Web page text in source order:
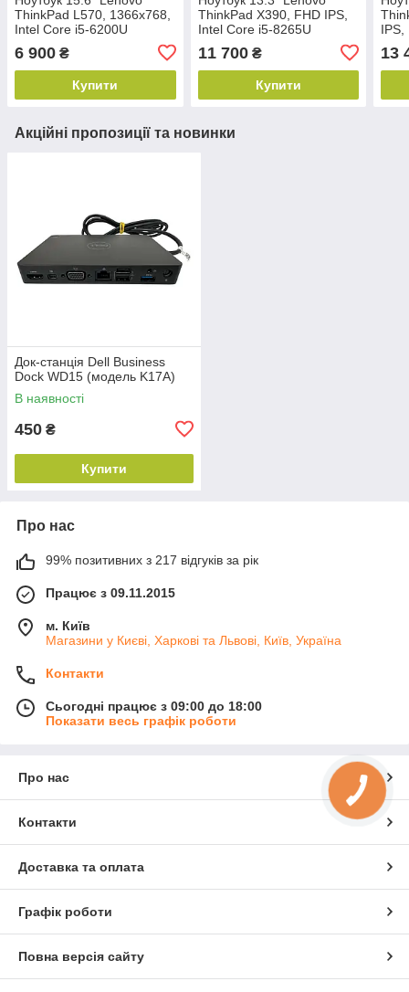
ThinkPad L570, 1366x768,
Intel Core i5-6200U
2.8GHz, DDR4 8ГБ, SSD
120ГБ, Win10 Pro
6 900 ₴
Купити
ThinkPad X390, FHD IPS,
Intel Core i5-8265U
NVME 128ГБ, Win10 Pro
11 700₴
Купити
IPS,
13
Акційні пропозиції та новинки
Док-станція Dell Business
Dock WD15 (модель K17A)
В наявності
450 ₴
Купити
Про нас
99% позитивних з 217 відгуків за рік
Працює з 09.11.2015
м. Київ
Магазини у Києві, Харкові та Львові, Київ, Україна
Контакти
Сьогодні працює з 09:00 до 18:00
Показати весь графік роботи
Про нас
Контакти
Доставка та оплата
Графік роботи
Повна версія сайту